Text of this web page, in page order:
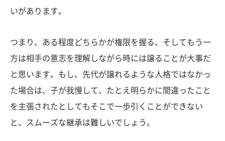
いがあります。
つまり、ある程度どちらかが権限を握る、そしてもう一
方は相手の意志を理解しながら時には譲ることが大事だ
と思います。もし、先代が譲れるような人格ではなかっ
た場合は、子が我慢して、たとえ明らかに間違ったこと
を主張されたとしてもそこで一歩引くことができない
と、スムーズな継承は難しいでしょう。